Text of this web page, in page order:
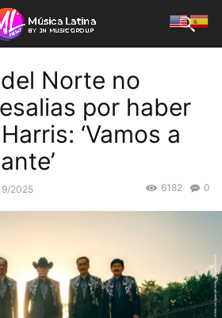
Norte no
por haber
‘Vamos a
2025 0
6182